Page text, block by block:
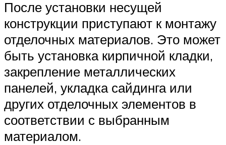
После установки несущей
конструкции приступают к монтажу
отделочных материалов. Это может
быть установка кирпичной кладки,
закрепление металлических
панелей, укладка сайдинга или
других отделочных элементов в
соответствии с выбранным
материалом.